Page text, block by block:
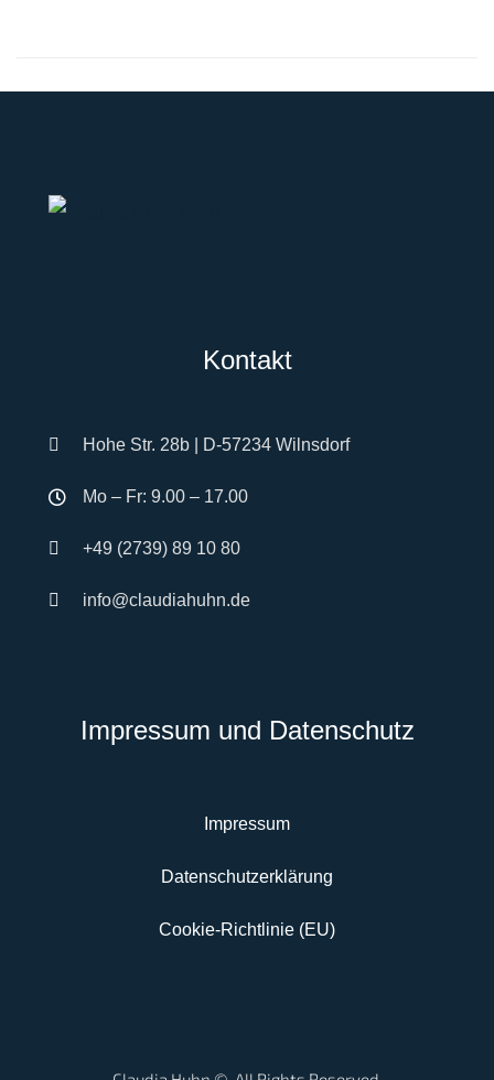
Kontakt
Hohe Str. 28b | D-57234 Wilnsdorf
Mo – Fr: 9.00 – 17.00
+49 (2739) 89 10 80
info@claudiahuhn.de
Impressum und Datenschutz
Impressum
Datenschutzerklärung
Cookie-Richtlinie (EU)